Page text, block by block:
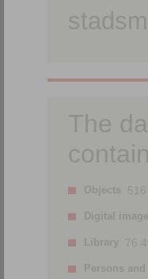
The
Objects 516
Digital
Library 76
Persons